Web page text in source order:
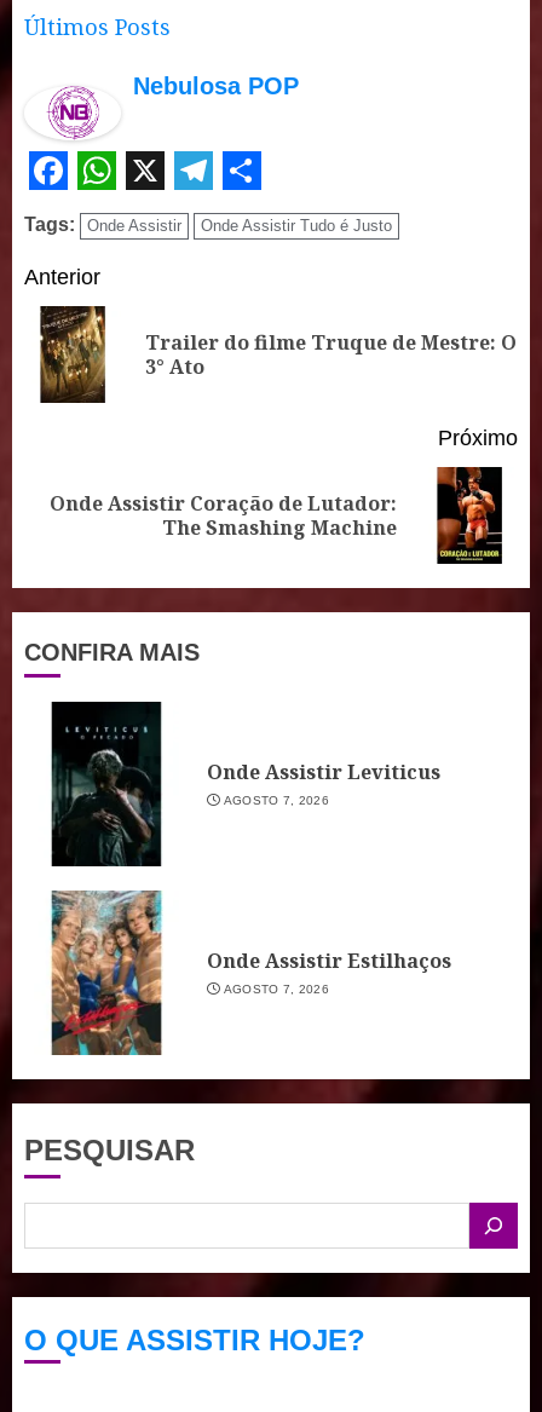
Últimos Posts
Nebulosa POP
Facebook
WhatsApp
X Telegram
Share
Tags: Onde Assistir Onde Assistir Tudo é Justo
Continue
Reading
Anterior
Trailer do filme Truque de Mestre: O
3° Ato
Próximo
Próximo
Onde Assistir Coração de Lutador:
The Smashing Machine
CONFIRA MAIS
Onde Assistir Leviticus
AGOSTO 7, 2026
Onde Assistir Estilhaços
AGOSTO 7, 2026
PESQUISAR
O QUE ASSISTIR HOJE?